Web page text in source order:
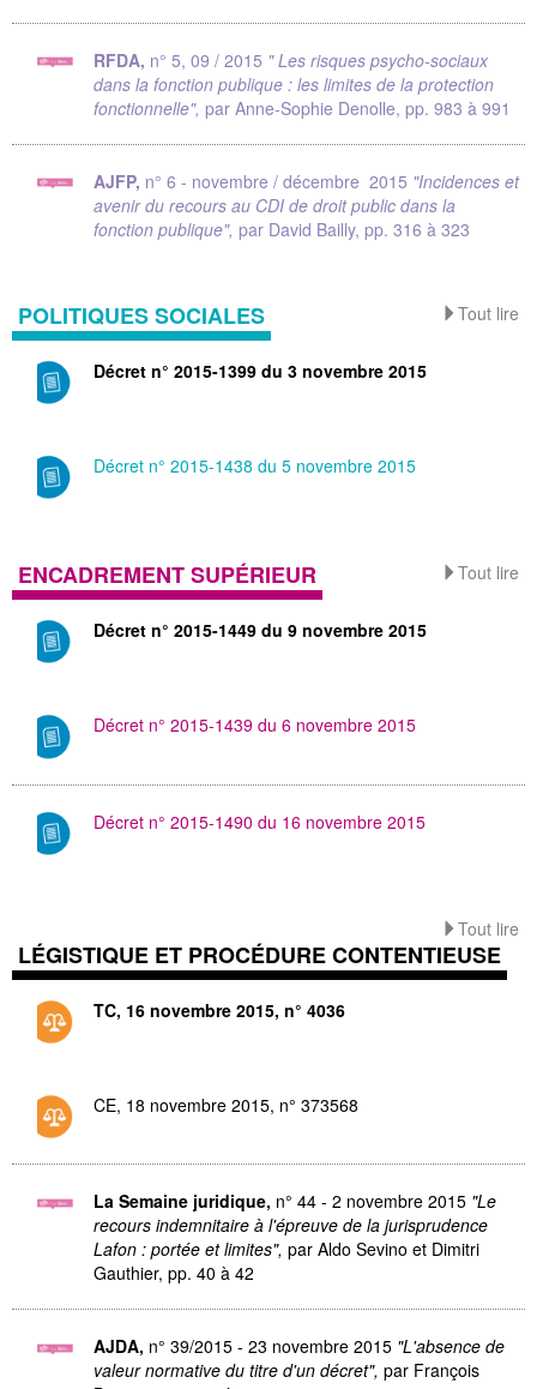
RFDA, n° 5, 09 / 2015 " Les risques psycho-sociaux
dans la fonction publique : les limites de la protection
fonctionnelle", par Anne-Sophie Denolle, pp. 983 à 991
AJFP, n° 6 - novembre / décembre 2015 "Incidences et
avenir du recours au CDI de droit public dans la
fonction publique", par David Bailly, pp. 316 à 323
Tout lire
POLITIQUES SOCIALES
Décret n° 2015-1399 du 3 novembre 2015
Décret n° 2015-1438 du 5 novembre 2015
Tout lire
ENCADREMENT SUPÉRIEUR
Décret n° 2015-1449 du 9 novembre 2015
Décret n° 2015-1439 du 6 novembre 2015
Décret n° 2015-1490 du 16 novembre 2015
Tout lire
LÉGISTIQUE ET PROCÉDURE CONTENTIEUSE
TC, 16 novembre 2015, n° 4036
CE, 18 novembre 2015, n° 373568
La Semaine juridique, n° 44 - 2 novembre 2015 "Le
recours indemnitaire à l'épreuve de la jurisprudence
Lafon : portée et limites", par Aldo Sevino et Dimitri
Gauthier, pp. 40 à 42
AJDA, n° 39/2015 - 23 novembre 2015 "L'absence de
valeur normative du titre d'un décret", par François